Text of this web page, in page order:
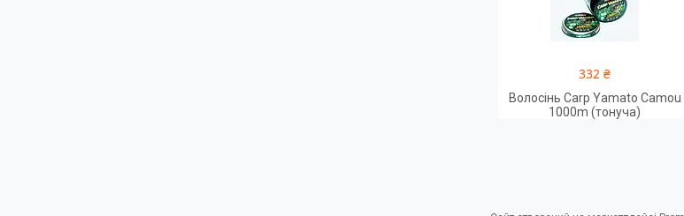
332 ₴
Волосінь Carp Yamato Camou
1000m (тонуча)